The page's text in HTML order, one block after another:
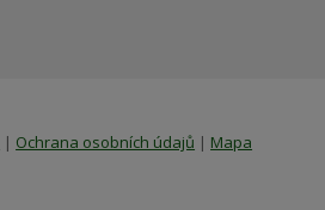
| Ochrana osobních údajů | Mapa